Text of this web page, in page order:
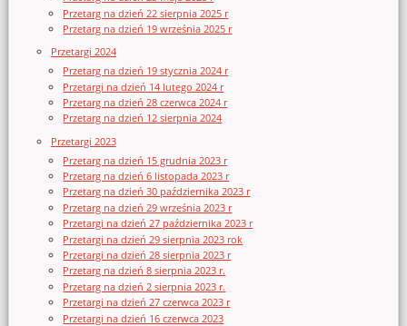
Przetarg na dzień 22 sierpnia 2025 r
Przetarg na dzień 19 września 2025 r
Przetargi 2024
Przetarg na dzień 19 stycznia 2024 r
Przetargi na dzień 14 lutego 2024 r
Przetarg na dzień 28 czerwca 2024 r
Przetarg na dzień 12 sierpnia 2024
Przetargi 2023
Przetarg na dzień 15 grudnia 2023 r
Przetarg na dzień 6 listopada 2023 r
Przetarg na dzień 30 października 2023 r
Przetarg na dzień 29 września 2023 r
Przetargi na dzień 27 października 2023 r
Przetargi na dzień 29 sierpnia 2023 rok
Przetargi na dzień 28 sierpnia 2023 r
Przetarg na dzień 8 sierpnia 2023 r.
Przetarg na dzień 2 sierpnia 2023 r.
Przetargi na dzień 27 czerwca 2023 r
Przetargi na dzień 16 czerwca 2023